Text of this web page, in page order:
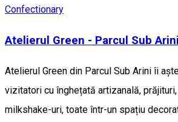
Confectionary
Atelierul Green - Parcul Sub Arini
Atelierul Green din Parcul Sub Arini îi
vizitatori cu înghețată artizanală,
milkshake-uri, toate într-un spațiu